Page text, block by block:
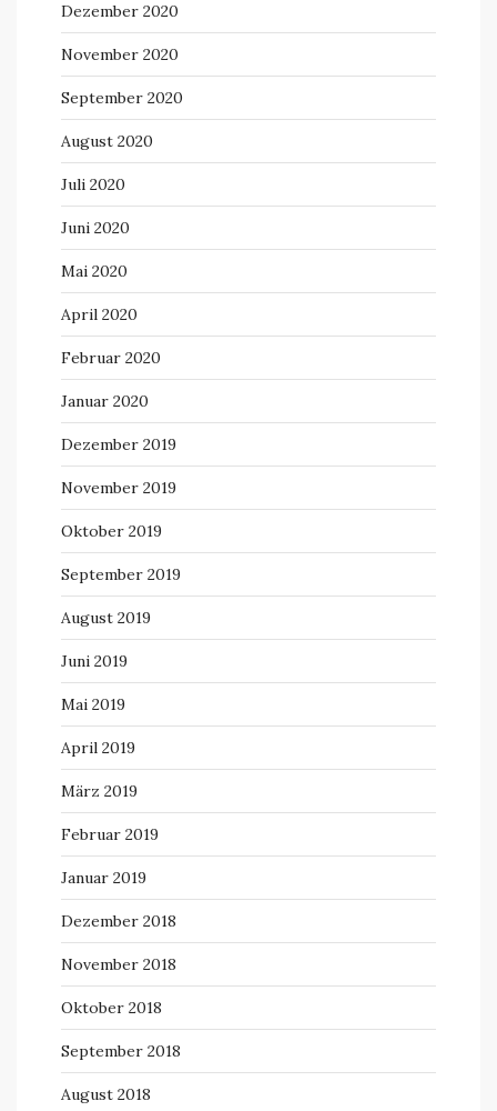
Dezember 2020
November 2020
September 2020
August 2020
Juli 2020
Juni 2020
Mai 2020
April 2020
Februar 2020
Januar 2020
Dezember 2019
November 2019
Oktober 2019
September 2019
August 2019
Juni 2019
Mai 2019
April 2019
März 2019
Februar 2019
Januar 2019
Dezember 2018
November 2018
Oktober 2018
September 2018
August 2018